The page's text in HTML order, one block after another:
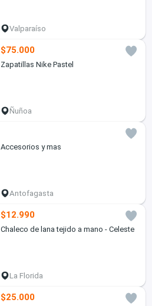
Valparaíso
$75.000
Zapatillas Nike Pastel
Ñuñoa
Accesorios y mas
Antofagasta
$12.990
Chaleco de lana tejido a mano - Celeste
La Florida
$25.000